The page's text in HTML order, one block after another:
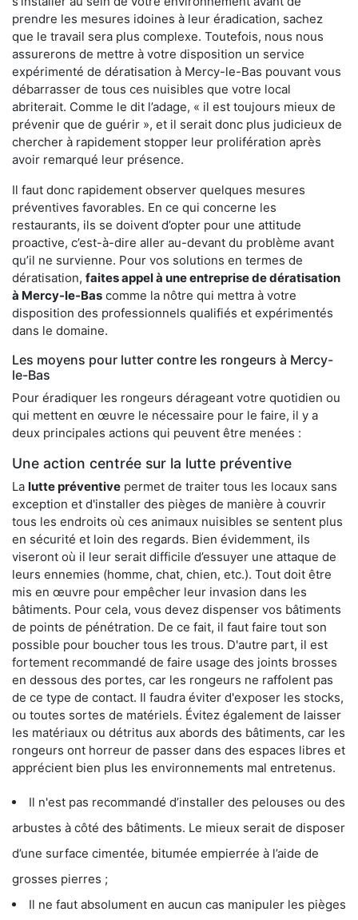
prendre les mesures idoines à leur éradication, sachez
que le travail sera plus complexe. Toutefois, nous nous
assurerons de mettre à votre disposition un service
expérimenté de dératisation à Mercy-le-Bas pouvant vous
débarrasser de tous ces nuisibles que votre local
abriterait. Comme le dit l’adage, « il est toujours mieux de
prévenir que de guérir », et il serait donc plus judicieux de
chercher à rapidement stopper leur prolifération après
avoir remarqué leur présence.
Il faut donc rapidement observer quelques mesures
préventives favorables. En ce qui concerne les
restaurants, ils se doivent d’opter pour une attitude
proactive, c’est-à-dire aller au-devant du problème avant
qu’il ne survienne. Pour vos solutions en termes de
dératisation, faites appel à une entreprise de dératisation
à Mercy-le-Bas comme la nôtre qui mettra à votre
disposition des professionnels qualifiés et expérimentés
dans le domaine.
Les moyens pour lutter contre les rongeurs à Mercy-
le-Bas
Pour éradiquer les rongeurs dérageant votre quotidien ou
qui mettent en œuvre le nécessaire pour le faire, il y a
deux principales actions qui peuvent être menées :
Une action centrée sur la lutte préventive
La lutte préventive permet de traiter tous les locaux sans
exception et d'installer des pièges de manière à couvrir
tous les endroits où ces animaux nuisibles se sentent plus
en sécurité et loin des regards. Bien évidemment, ils
viseront où il leur serait difficile d’essuyer une attaque de
leurs ennemies (homme, chat, chien, etc.). Tout doit être
mis en œuvre pour empêcher leur invasion dans les
bâtiments. Pour cela, vous devez dispenser vos bâtiments
de points de pénétration. De ce fait, il faut faire tout son
possible pour boucher tous les trous. D'autre part, il est
fortement recommandé de faire usage des joints brosses
en dessous des portes, car les rongeurs ne raffolent pas
de ce type de contact. Il faudra éviter d'exposer les stocks,
ou toutes sortes de matériels. Évitez également de laisser
les matériaux ou détritus aux abords des bâtiments, car les
rongeurs ont horreur de passer dans des espaces libres et
apprécient bien plus les environnements mal entretenus.
Il n'est pas recommandé d’installer des pelouses ou des
arbustes à côté des bâtiments. Le mieux serait de disposer
d’une surface cimentée, bitumée empierrée à l’aide de
grosses pierres ;
Il ne faut absolument en aucun cas manipuler les pièges